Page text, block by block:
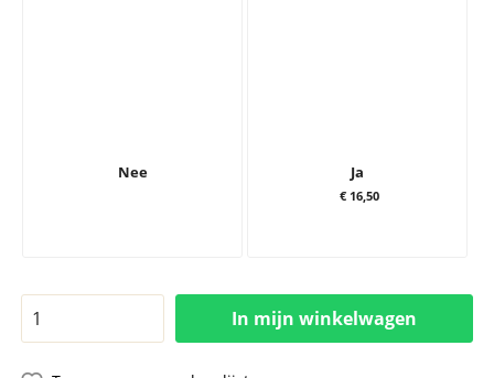
Nee Ja
€ 16,50
In mijn winkelwagen